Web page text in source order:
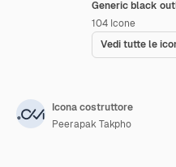
Generic black
104 Icone
Vedi tutte le
Icona costruttore
Peerapak Takpho